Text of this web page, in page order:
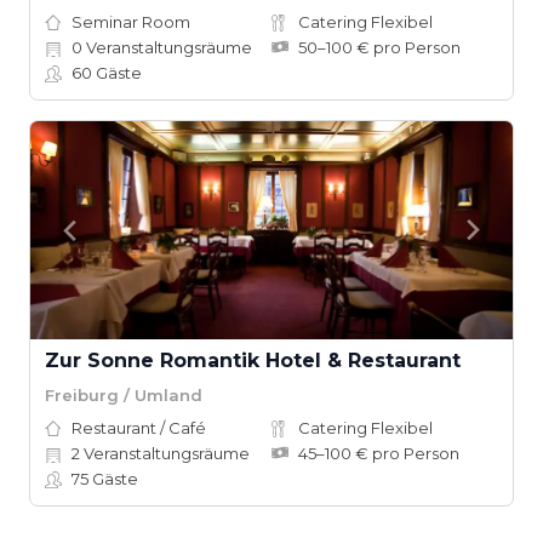
Seminar Room
Catering Flexibel
0 Veranstaltungsräume
50–100 € pro Person
60 Gäste
Zur Sonne Romantik Hotel & Restaurant
Freiburg / Umland
Restaurant / Café
Catering Flexibel
2 Veranstaltungsräume
45–100 € pro Person
75 Gäste